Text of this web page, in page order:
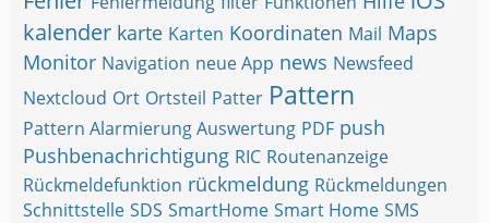
kalender karte Karten Koordinaten Mail Maps
Monitor Navigation neue App news Newsfeed
Nextcloud Ort Ortsteil Patter Pattern
Pattern Alarmierung Auswertung PDF push
Pushbenachrichtigung RIC Routenanzeige
Rückmeldefunktion rückmeldung Rückmeldungen
Schnittstelle SDS SmartHome Smart Home SMS